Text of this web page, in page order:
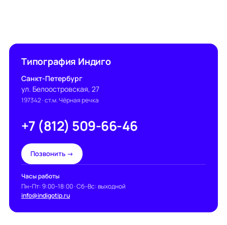
Типография Индиго
Санкт-Петербург
ул. Белоостровская, 27
197342· ст.м. Чёрная речка
+7 (812) 509-66-46
Позвонить →
Часы работы
Пн–Пт: 9:00–18:00 · Сб–Вс: выходной
info@indigotip.ru